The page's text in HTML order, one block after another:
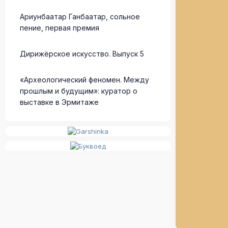
Ариунбаатар Ганбаатар, сольное
пение, первая премия
Дирижёрское искусство. Выпуск 5
«Археологический феномен. Между
прошлым и будущим»: куратор о
выставке в Эрмитаже